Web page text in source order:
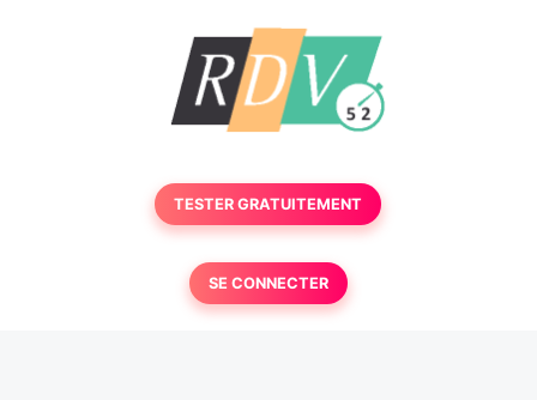
TESTER GRATUITEMENT
SE CONNECTER